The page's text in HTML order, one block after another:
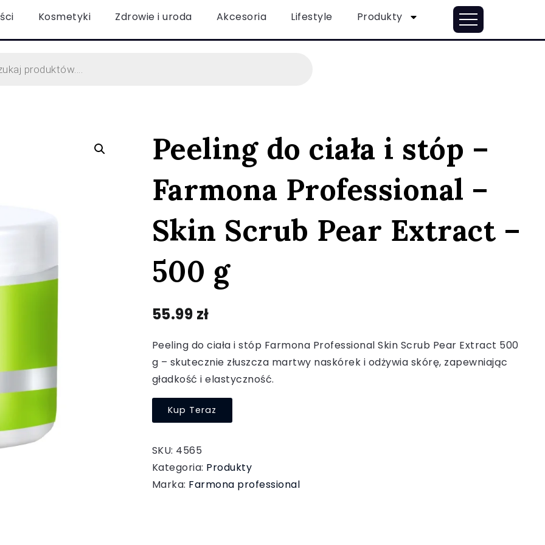
Kosmetyki Zdrowie i uroda Akcesoria Lifestyle Produkty
Peeling do ciała i stóp –
Farmona Professional –
Skin Scrub Pear Extract –
500 g
55.99 zł
Peeling do ciała i stóp Farmona Professional Skin Scrub Pear Extract 500
g – skutecznie złuszcza martwy naskórek i odżywia skórę, zapewniając
gładkość i elastyczność.
Kup Teraz
SKU: 4565
Kategoria: Produkty
Marka: Farmona professional